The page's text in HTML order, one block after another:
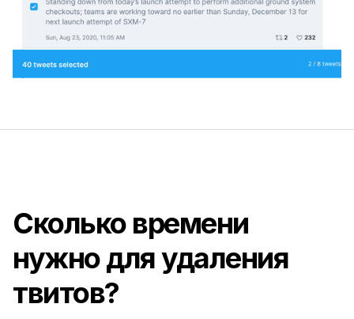
Сколько времени
нужно для удаления
твитов?